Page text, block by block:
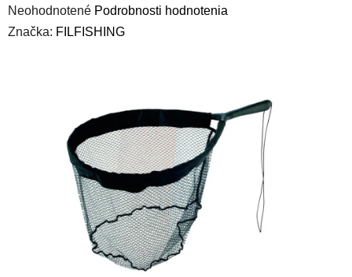
Priemerné hodnotenie produktu je 0,0 z 5 hviezdičiek.
Neohodnotené Podrobnosti hodnotenia
Značka: FILFISHING